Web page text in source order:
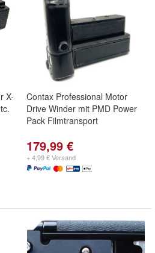
X-
Contax Professional Motor
Drive Winder mit PMD Power
Pack Filmtransport
179,99 €
+ 4,99 € Versand